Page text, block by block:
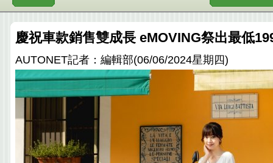
慶祝車款銷售雙成長 eMOVING祭出最低
AUTONET記者：編輯部(06/06/2024星期四)